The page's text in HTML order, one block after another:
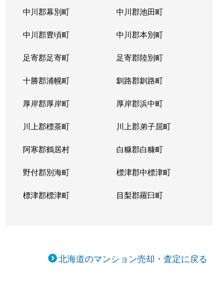
中川郡幕別町 中川郡池田町
中川郡豊頃町 中川郡本別町
足寄郡足寄町 足寄郡陸別町
十勝郡浦幌町 釧路郡釧路町
厚岸郡厚岸町 厚岸郡浜中町
川上郡標茶町 川上郡弟子屈町
阿寒郡鶴居村 白糠郡白糠町
野付郡別海町 標津郡中標津町
標津郡標津町 目梨郡羅臼町
北海道のマンション売却・査定に戻る